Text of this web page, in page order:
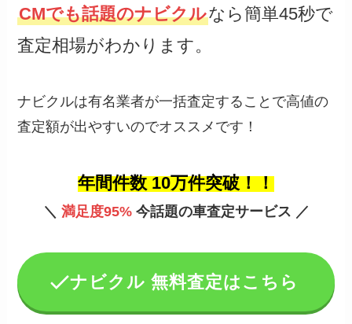
CMでも話題のナビクルなら簡単45秒で
査定相場がわかります。
ナビクルは有名業者が一括査定することで高値の
査定額が出やすいのでオススメです！
年間件数 10万件突破！！
＼ 満足度95%今話題の車査定サービス ／
ナビクル 無料査定はこちら